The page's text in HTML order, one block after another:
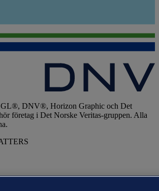
DNV®, Horizon Graphic och Det
företag i Det Norske Veritas-gruppen. Alla